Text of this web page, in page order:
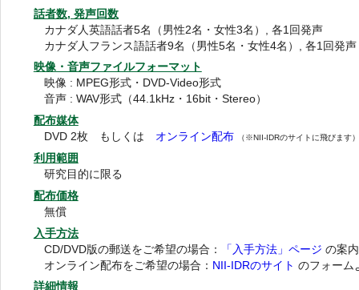
話者数, 発声回数
カナダ人英語話者5名（男性2名・女性3名）, 各1回発声
カナダ人フランス語話者9名（男性5名・女性4名）, 各1回発声
映像・音声ファイルフォーマット
映像 : MPEG形式・DVD-Video形式
音声 : WAV形式（44.1kHz・16bit・Stereo）
配布媒体
DVD 2枚 もしくは オンライン配布 （※NII-IDRのサイトに飛びます
利用範囲
研究目的に限る
配布価格
無償
入手方法
CD/DVD版の郵送をご希望の場合：
「入手方法」ページ の案
オンライン配布をご希望の場合： NII-IDRのサイト のフォーム
詳細情報